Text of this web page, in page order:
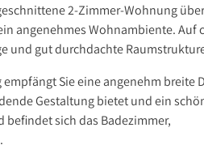
2-Zimmer-Wohnung
angenehmes Wohnambiente. Auf
und gut durchdachte
Sie eine angenehm breite
Gestaltung bietet und ein
sich das Badezimmer,